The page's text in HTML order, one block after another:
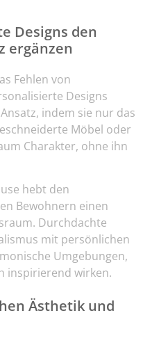
Designs den
ergänzen
Fehlen von
Designs
indem sie nur das
Möbel oder
Charakter, ohne ihn
hebt den
Bewohnern einen
Durchdachte
mit persönlichen
Umgebungen,
inspirierend wirken.
Ästhetik und